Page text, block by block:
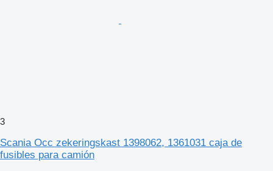
3
Scania Occ zekeringskast 1398062, 1361031 caja de
fusibles para camión